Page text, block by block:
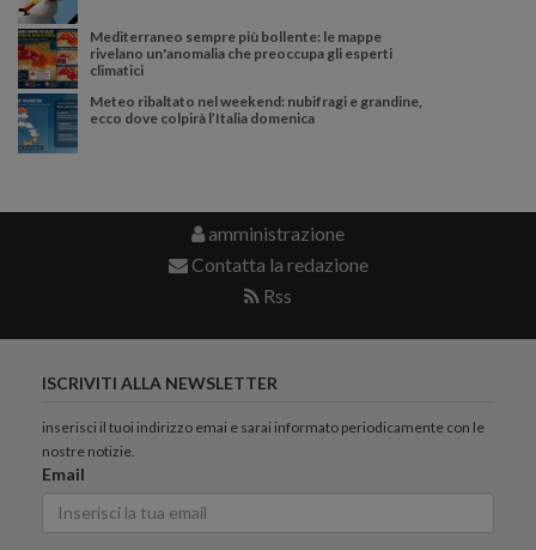
Mediterraneo sempre più bollente: le mappe
rivelano un'anomalia che preoccupa gli esperti
climatici
Meteo ribaltato nel weekend: nubifragi e grandine,
ecco dove colpirà l’Italia domenica
amministrazione
Contatta la redazione
Rss
ISCRIVITI ALLA NEWSLETTER
inserisci il tuoi indirizzo emai e sarai informato periodicamente con le
nostre notizie.
Email